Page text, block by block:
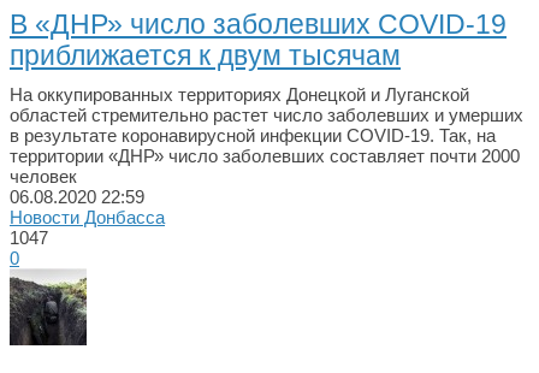
В «ДНР» число заболевших COVID-19
приближается к двум тысячам
На оккупированных территориях Донецкой и Луганской
областей стремительно растет число заболевших и умерших
в результате коронавирусной инфекции COVID-19. Так, на
территории «ДНР» число заболевших составляет почти 2000
человек
06.08.2020 22:59
Новости Донбасса
1047
0